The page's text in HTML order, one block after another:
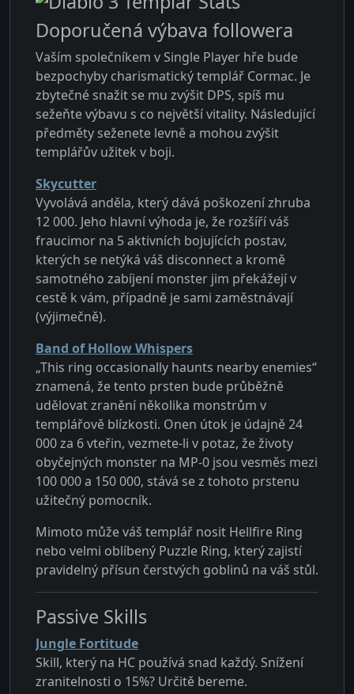
Doporučená výbava followera
Vaším společníkem v Single Player hře bude
bezpochyby charismatický templář Cormac. Je
zbytečné snažit se mu zvýšit DPS, spíš mu
sežeňte výbavu s co největší vitality. Následující
předměty seženete levně a mohou zvýšit
templářův užitek v boji.
Skycutter
Vyvolává anděla, který dává poškození zhruba
12 000. Jeho hlavní výhoda je, že rozšíří váš
fraucimor na 5 aktivních bojujících postav,
kterých se netýká váš disconnect a kromě
samotného zabíjení monster jim překážejí v
cestě k vám, případně je sami zaměstnávají
(výjimečně).
Band of Hollow Whispers
„This ring occasionally haunts nearby enemies“
znamená, že tento prsten bude průběžně
udělovat zranění několika monstrům v
templářově blízkosti. Onen útok je údajně 24
000 za 6 vteřin, vezmete-li v potaz, že životy
obyčejných monster na MP-0 jsou vesměs mezi
100 000 a 150 000, stává se z tohoto prstenu
užitečný pomocník.
Mimoto může váš templář nosit Hellfire Ring
nebo velmi oblíbený Puzzle Ring, který zajistí
pravidelný přísun čerstvých goblinů na váš stůl.
Passive Skills
Jungle Fortitude
Skill, který na HC používá snad každý. Snížení
zranitelnosti o 15%? Určitě bereme.